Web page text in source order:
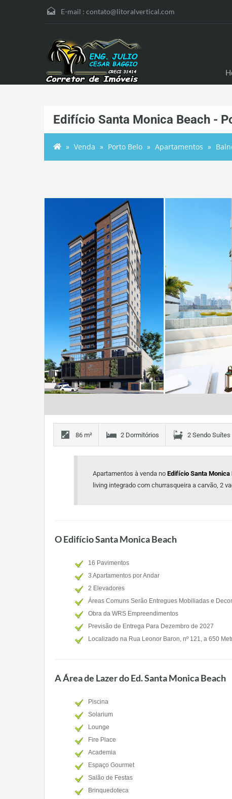
E-mail : contato@litoralvertical.com
Edifício Santa Monica Beach -
Venda Porto Belo Apartamentos
86 m² 2 Dormitórios 2 Sendo Suítes
Apartamentos à venda no Edifício Santa Monica
living integrado com churrasqueira a carvão, 2
O Edifício Santa Monica Beach
16 Pavimentos
3 Apartamentos por Andar
2 Elevadores
Áreas Comuns Serão Entregues Mobiliadas e
Obra da WRS Empreendimentos
Previsão de Entrega Para Dezembro de 2027
Localizado na Rua Leonor Baron, nº 121, a 650
A Área de Lazer do Ed. Santa Monica Beach
Piscina
Solarium
Lounge
Fire Place
Academia
Espaço Gourmet
Salão de Festas
Brinquedoteca